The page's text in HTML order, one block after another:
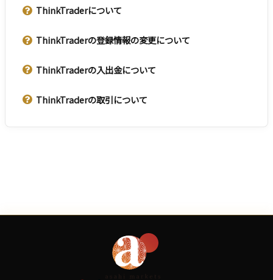
ThinkTraderについて
ThinkTraderの登録情報の変更について
ThinkTraderの入出金について
ThinkTraderの取引について